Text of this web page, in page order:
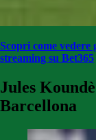
Scopri come
streaming su Bet365
Jules
Barcellona